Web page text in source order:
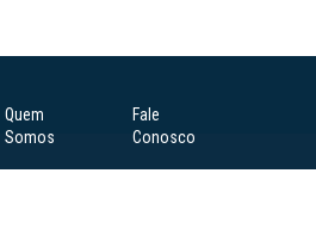
Quem
Somos
Fale
Conosco